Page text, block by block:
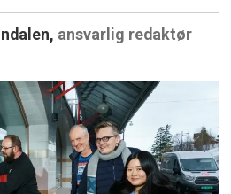
ansvarlig redaktør